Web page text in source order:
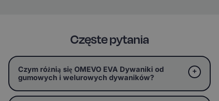
Częste pytania
Czym różnią się OMEVO EVA Dywaniki od
gumowych i welurowych dywaników?